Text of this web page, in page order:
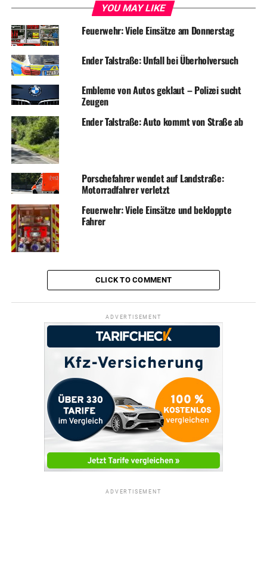
YOU MAY LIKE
Feuerwehr: Viele Einsätze am Donnerstag
Ender Talstraße: Unfall bei Überholversuch
Embleme von Autos geklaut – Polizei sucht
Zeugen
Ender Talstraße: Auto kommt von Straße ab
Porschefahrer wendet auf Landstraße:
Motorradfahrer verletzt
Feuerwehr: Viele Einsätze und bekloppte
Fahrer
CLICK TO COMMENT
ADVERTISEMENT
ADVERTISEMENT